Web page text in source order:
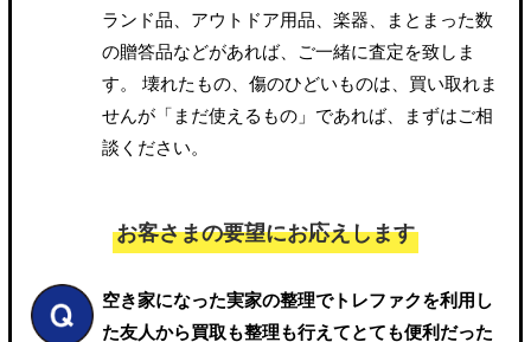
ランド品、アウトドア用品、楽器、まとまった数
の贈答品などがあれば、ご一緒に査定を致しま
す。
壊れたもの、傷のひどいものは、買い取れま
せんが「まだ使えるもの」であれば、まずはご相
談ください。
お客さまの要望にお応えします
空き家になった実家の整理でトレファクを利用し
た友人から買取も整理も行えてとても便利だった